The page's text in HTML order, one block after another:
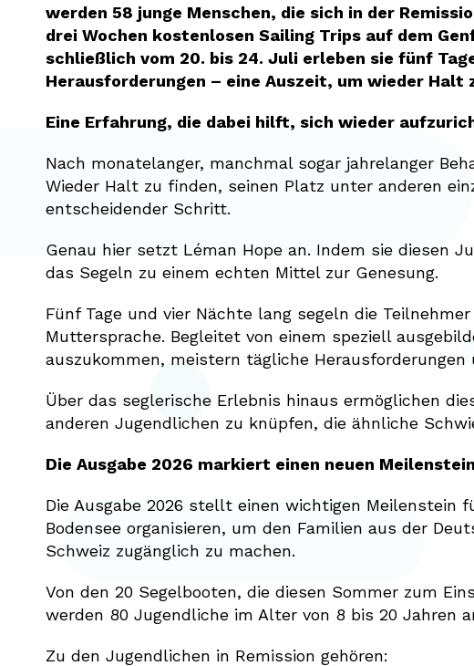
werden 58 junge Menschen, die sich in der
drei Wochen kostenlosen Sailing Trips auf dem
schließlich vom 20. bis 24. Juli erleben sie fünf
Herausforderungen – eine Auszeit, um wieder
Eine Erfahrung, die dabei hilft, sich wieder
Nach monatelanger, manchmal sogar jahrelanger
Wieder Halt zu finden, seinen Platz unter anderen
entscheidender Schritt.
Genau hier setzt Léman Hope an. Indem sie diesen
das Segeln zu einem echten Mittel zur Genesung.
Fünf Tage und vier Nächte lang segeln die
Muttersprache. Begleitet von einem speziell
auszukommen, meistern tägliche
Über das seglerische Erlebnis hinaus ermöglichen
anderen Jugendlichen zu knüpfen, die ähnliche
Die Ausgabe 2026 markiert einen neuen Meilenstein
Die Ausgabe 2026 stellt einen wichtigen Meilenstein
Bodensee organisieren, um den Familien aus der
Schweiz zugänglich zu machen.
Von den 20 Segelbooten, die diesen Sommer zum
werden 80 Jugendliche im Alter von 8 bis 20 Jahren
Zu den Jugendlichen in Remission gehören: